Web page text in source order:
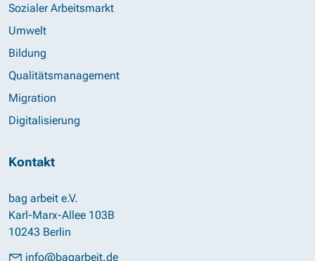
Sozialer Arbeitsmarkt
Umwelt
Bildung
Qualitätsmanagement
Migration
Digitalisierung
Kontakt
bag arbeit e.V.
Karl-Marx-Allee 103B
10243 Berlin
info@bagarbeit.de